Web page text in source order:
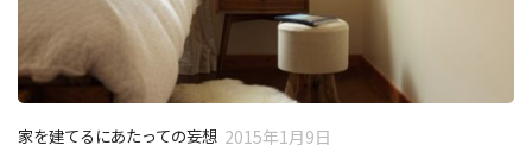
家を建てるにあたっての妄想 2015年1月9日